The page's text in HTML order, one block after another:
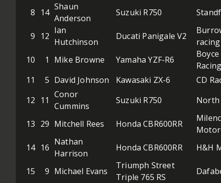
8
14
Shaun
Anderson
Suzuki R750
9 12
Ian
Hutchinson
Ducati Panigale V2
racing
10
1 Mike Browne Yamaha YZF-R6
11
5 David Johnson Kawasaki ZX-6
CD
12
11
Conor
Cummins
Suzuki R750 North
13 29 Mitchell Rees Honda CBR600RR
14 16
Nathan
Harrison
Honda CBR600RR H&H
15 9 Michael Evans
Triumph Street
Triple 765 RS